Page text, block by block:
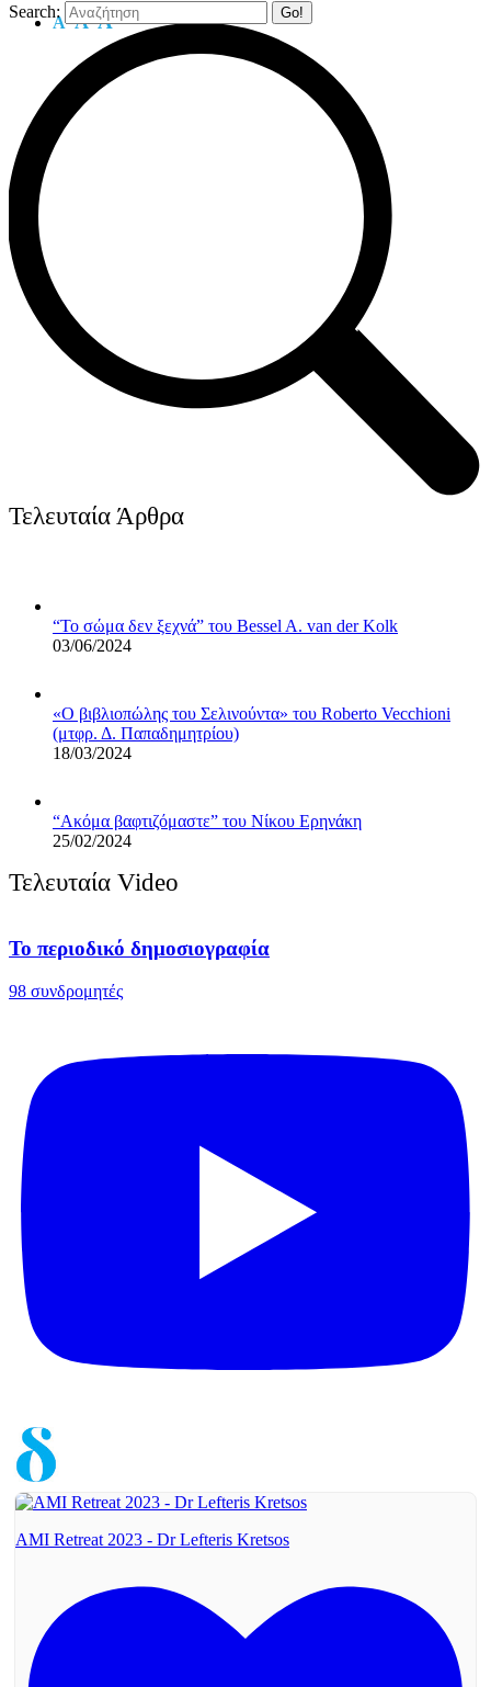
A A A
Search:
Τελευταία Άρθρα
“Το σώμα δεν ξεχνά” του Bessel A. van der Kolk
03/06/2024
«Ο βιβλιoπώλης του Σελινούντα» του Roberto Vecchioni
(μτφρ. Δ. Παπαδημητρίου)
18/03/2024
“Ακόμα βαφτιζόμαστε” του Νίκου Ερηνάκη
25/02/2024
Τελευταία Video
Το περιοδικό δημοσιογραφία
98 συνδρομητές
AMI Retreat 2023 - Dr Lefteris Kretsos